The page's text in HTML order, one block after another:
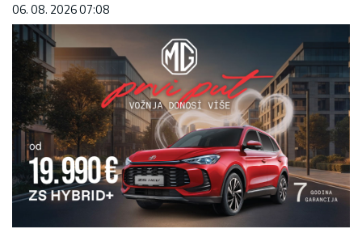
06. 08. 2026 07:08